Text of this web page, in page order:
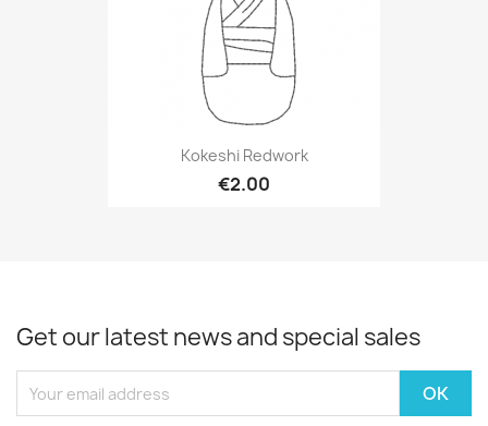
Kokeshi Redwork
€2.00
Get our latest news and special sales